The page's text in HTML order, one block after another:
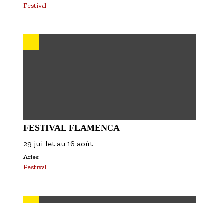
Festival
FESTIVAL FLAMENCA
29 juillet au 16 août
Arles
Festival